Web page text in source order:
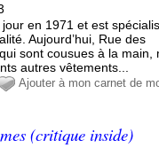
en 1971 et est
Aujourd’hui, Rue des
sont cousues à la main,
autres vêtements...
Ajouter à mon carnet de
(critique inside)